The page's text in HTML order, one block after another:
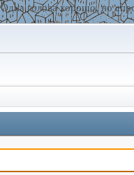
Одна голова хорошо, но